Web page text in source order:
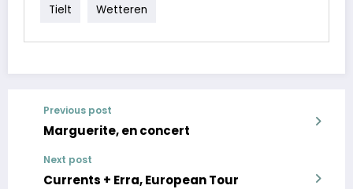
Tielt Wetteren
Previous post
Marguerite, en concert
Next post
Currents + Erra, European Tour